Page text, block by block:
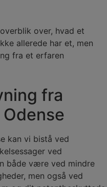
over, hvad et
allerede har et, men
fra et erfaren
fra
kan vi bistå ved
ved
både være ved mindre
men også ved